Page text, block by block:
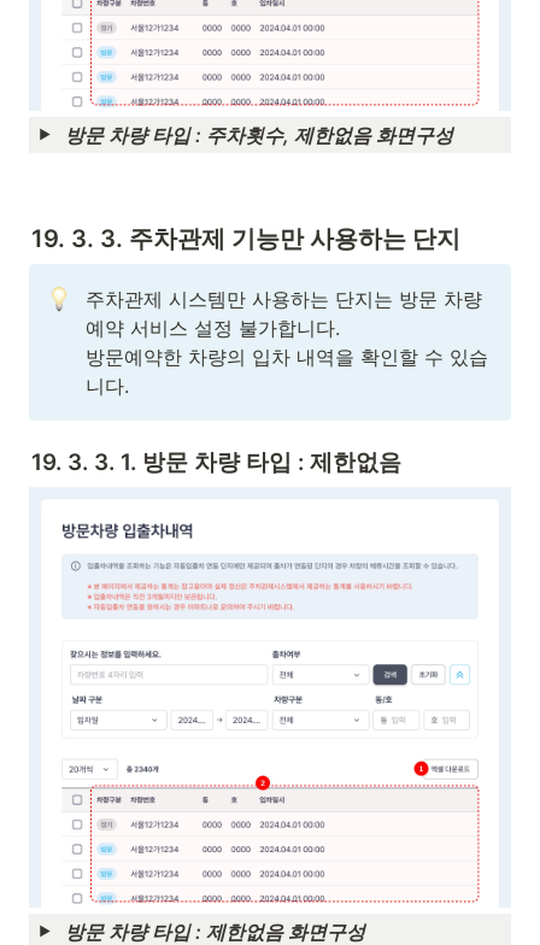
방문 차량 타입 : 주차횟수, 제한없음 화면구성
19. 3. 3. 주차관제 기능만 사용하는 단지
주차관제 시스템만 사용하는 단지는 방문 차량
예약 서비스 설정 불가합니다.
방문예약한 차량의 입차 내역을 확인할 수 있습
니다.
19. 3. 3. 1. 방문 차량 타입 : 제한없음
방문 차량 타입 : 제한없음 화면구성